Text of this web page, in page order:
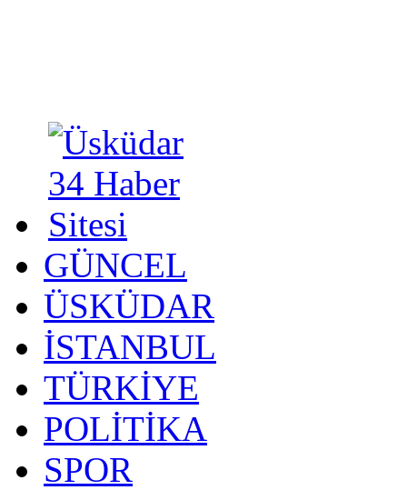
GÜNCEL
ÜSKÜDAR
İSTANBUL
TÜRKİYE
POLİTİKA
SPOR